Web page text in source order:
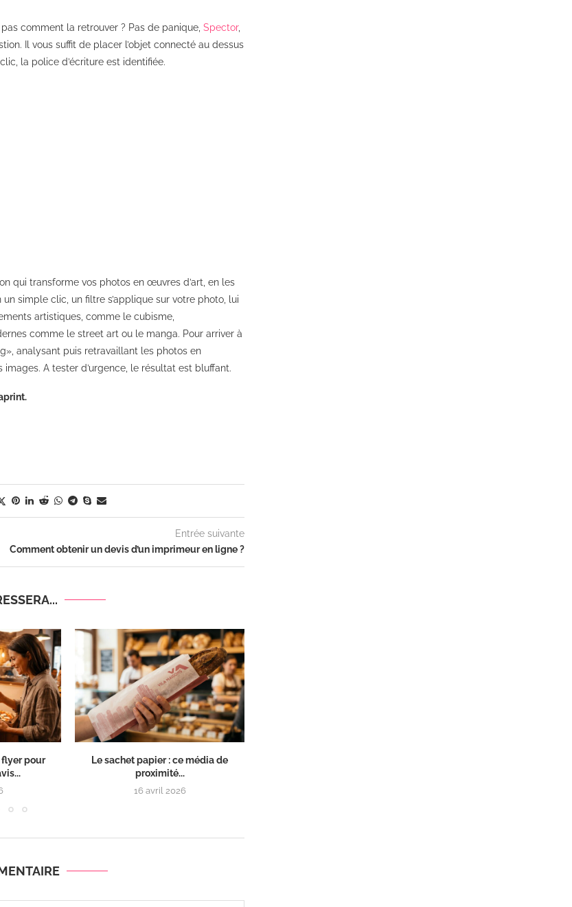
comment la retrouver ? Pas de panique, Spector,
Il vous suffit de placer l’objet connecté au dessus
la police d’écriture est identifiée.
qui transforme vos photos en œuvres d’art, en les
simple clic, un filtre s’applique sur votre photo, lui
artistiques, comme le cubisme,
comme le street art ou le manga. Pour arriver à
analysant puis retravaillant les photos en
A tester d’urgence, le résultat est bluffant.
Entrée suivante
Comment obtenir un devis d’un imprimeur en ligne ?
pour
Le sachet papier : ce média de
proximité...
16 avril 2026